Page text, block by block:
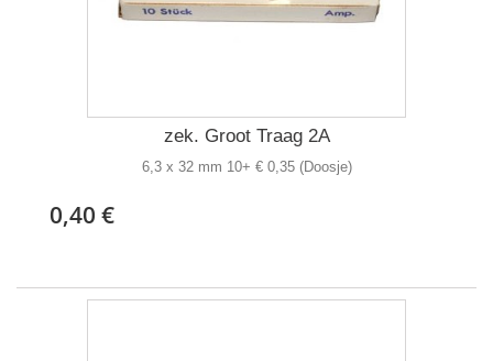
zek. Groot Traag 2A
6,3 x 32 mm 10+ € 0,35 (Doosje)
0,40 €